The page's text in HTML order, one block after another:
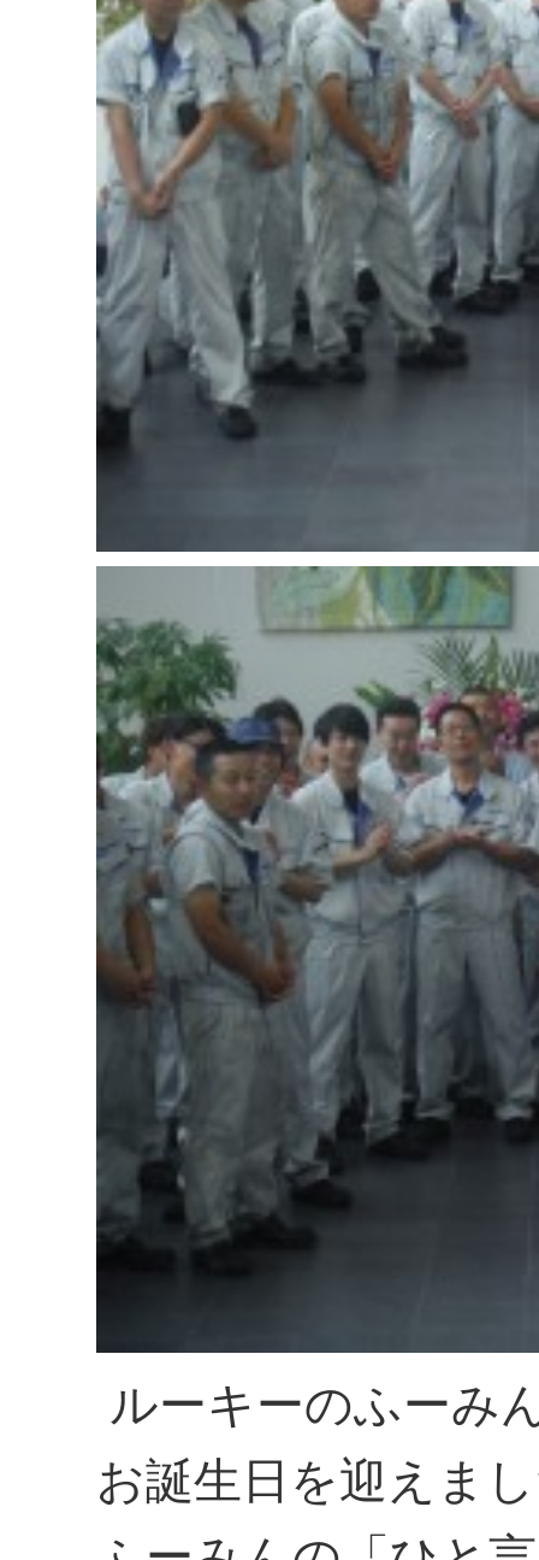
ルーキーのふーみ
お誕生日を迎えま